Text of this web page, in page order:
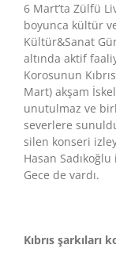
6 Mart’ta Zülfü
boyunca kültür
Kültür&Sanat
altında aktif
Korosunun
Mart) akşam
unutulmaz ve
severlere
silen konseri
Hasan
Gece de vardı.
Kıbrıs şarkıları